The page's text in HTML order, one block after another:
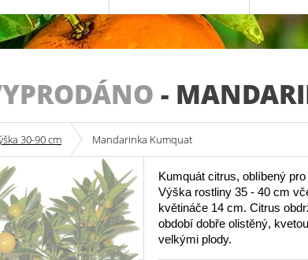
-
30-90 cm Mandarinka Kumquat
Kumquát citrus, oblíbený
Výška rostliny 35 - 40 cm
květináče 14 cm. Citrus
období dobře olistěný,
velkými plody.